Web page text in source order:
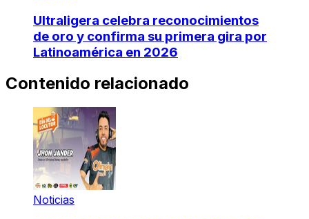
Ultraligera celebra reconocimientos
de oro y confirma su primera gira por
Latinoamérica en 2026
Contenido relacionado
Noticias